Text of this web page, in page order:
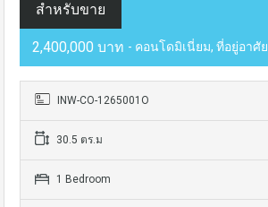
สำหรับขาย
2,400,000 บาท - คอนโดมิเนี่ยม, ที่อยู่อาศัย
INW-CO-1265001O
30.5 ตร.ม
1 Bedroom